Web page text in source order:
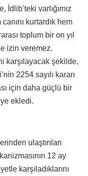
İdlib’teki varlığımız
kurtardık hem
toplum bir on yıl
izin veremez.
karşılayacak şekilde,
2254 sayılı kararı
için daha güçlü bir
ekledi.
ulaştırılan
12 ay
karşıladıklarını